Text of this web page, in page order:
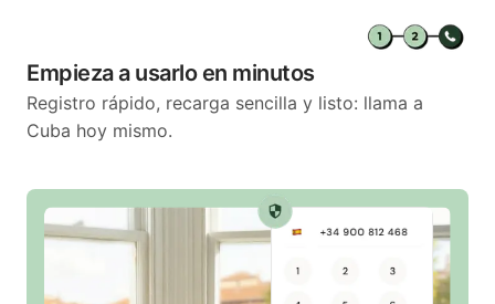
Empieza a usarlo en minutos
Registro rápido, recarga sencilla y listo: llama a
Cuba hoy mismo.